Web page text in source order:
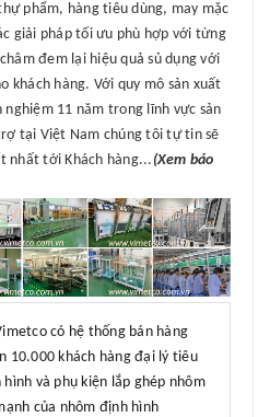
phẩm, hàng tiêu dùng, may mặc
giải pháp tối ưu phù hợp với từng
đem lại hiệu quả sủ dụng với
khách hàng. Với quy mô sản xuất
11 năm trong lĩnh vực sản
tại Việt Nam chúng tôi tự tin sẽ
nhất tới Khách hàng... (Xem báo
có hệ thống bán hàng
10.000 khách hàng đại lý tiêu
và phụ kiện lắp ghép nhôm
của nhôm định hình